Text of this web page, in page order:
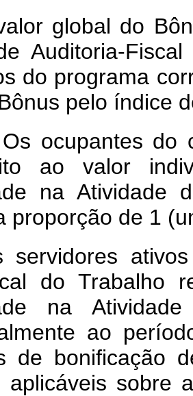
global do
Auditoria-
do programa
pelo índice
ocupantes do
ao valor
na Atividade
proporção de 1
servidores
do Trabalho
na
ao
de bonificação
aplicáveis sobre